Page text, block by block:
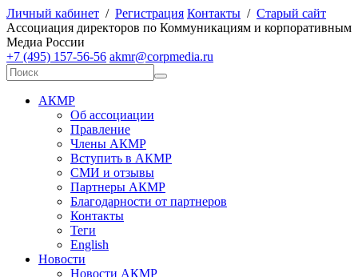
Личный кабинет / Регистрация Контакты / Старый сайт
Ассоциация директоров по Коммуникациям и корпоративным
Медиа России
+7 (495) 157-56-56 akmr@corpmedia.ru
АКМР
Об ассоциации
Правление
Члены АКМР
Вступить в АКМР
СМИ и отзывы
Партнеры АКМР
Благодарности от партнеров
Контакты
Теги
English
Новости
Новости АКМР